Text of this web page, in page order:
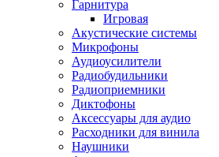
Гарнитура
Игровая
Акустические системы
Микрофоны
Аудиоусилители
Радиобудильники
Радиоприемники
Диктофоны
Аксессуары для аудио
Расходники для винила
Наушники